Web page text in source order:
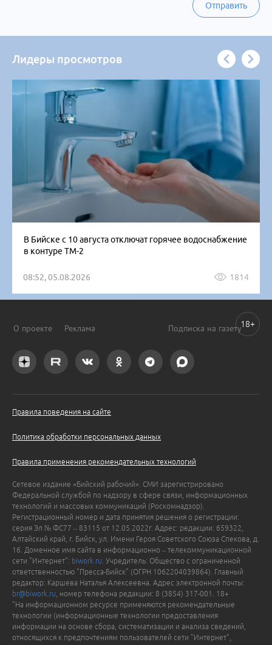
Отправить
Лидеры просмотров
В Бийске с 10 августа отключат горячее водоснабжение
в контуре ТМ-2
08:52, 05.08.2026 1814
О проекте Реклама Подписка на газету
Правила поведения на сайте
Политика обработки персональных данных
Правила применения рекомендательных технологий
Сетевое издание «Бийский рабочий». СМИ зарегистрировано
Федеральной службой по надзору в сфере связи, информационных
технологий и массовых коммуникаций (Роскомнадзор).
Регистрационный номер и дата принятия решения о регистрации:
серия Эл № ФС77 – 83115 от 12.05.2022г. Адрес: редакции: 659322,
Алтайский край, г. Бийск, ул. Имени Героя Советского Союза Спекова, д.
16. Доменное имя сайта в информационно – телекоммуникационной
сети "Интернет": biwork.ru . Учредитель: Общество с ограниченной
ответственностью "Пресса-Бийск" (ОГРН 1062204039864). Главный
редактор: Каршева Наталья Алексеевна. Адрес электронной почты:
br@biwork.ru , номер телефона редакции: 8 (3854) 317-001. 18+
"На информационном ресурсе применяются рекомендательные
технологии (информационные технологии предоставления
информации на основе сбора, систематизации и анализа сведений,
относящихся к предпочтениям пользователей сети "Интернет",
18+